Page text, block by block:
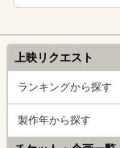
上映リクエスト
ランキングから探す
製作年から探す